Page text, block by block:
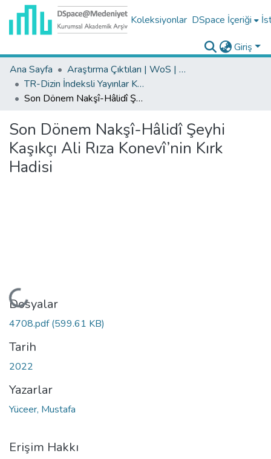
Koleksiyonlar DSpace İçeriği
Giriş
Ana Sayfa
Araştırma Çıktıları | WoS | Scopus | TR-Dizin | PubMed
TR-Dizin İndeksli Yayınlar Koleksiyonu
Son Dönem Nakşî-Hâlidî Şeyhi Kaşıkçı Ali Rıza Konevî’nin Kırk Hadisi
Son Dönem Nakşî-Hâlidî Şeyhi
Kaşıkçı Ali Rıza Konevî’nin Kırk
Hadisi
Yükleniyor...
Dosyalar
4708.pdf(599.61 KB)
Tarih
2022
Yazarlar
Yüceer, Mustafa
Erişim Hakkı